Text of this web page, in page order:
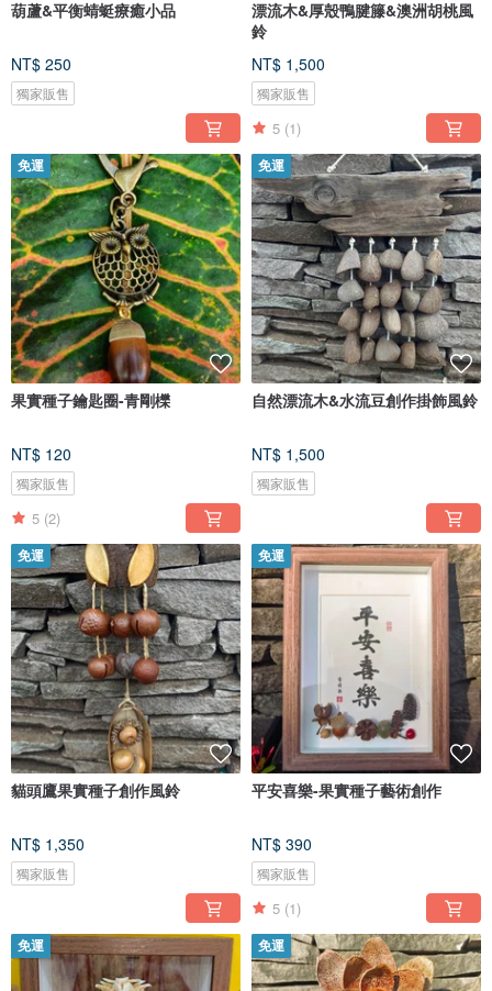
葫蘆&平衡蜻蜓療癒小品
NT$ 250
獨家販售
漂流木&厚殼鴨腱籐&澳洲胡桃風
鈴
NT$ 1,500
獨家販售
5 (1)
免運
果實種子鑰匙圈-青剛櫟
NT$ 120
獨家販售
5 (2)
免運
自然漂流木&水流豆創作掛飾風鈴
NT$ 1,500
獨家販售
免運
貓頭鷹果實種子創作風鈴
NT$ 1,350
獨家販售
免運
平安喜樂-果實種子藝術創作
NT$ 390
獨家販售
5 (1)
免運 免運